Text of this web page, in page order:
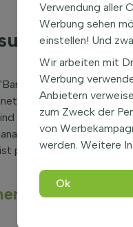
Cream', bekannt
sich durch ihre
grün, fühlen sich glatt
Cream' ist nicht
pflegeleicht und eignet
von
Verwendung aller
Werbung sehen
einstellen! Und
Wir arbeiten mit
Werbung
Anbietern
zum Zweck der
von
werden. Weitere
Ok